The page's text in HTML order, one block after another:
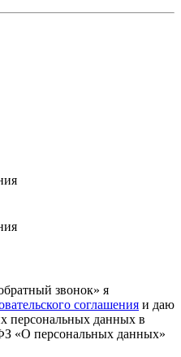
звонок» я
соглашения и даю
персональных данных в
«О персональных данных»